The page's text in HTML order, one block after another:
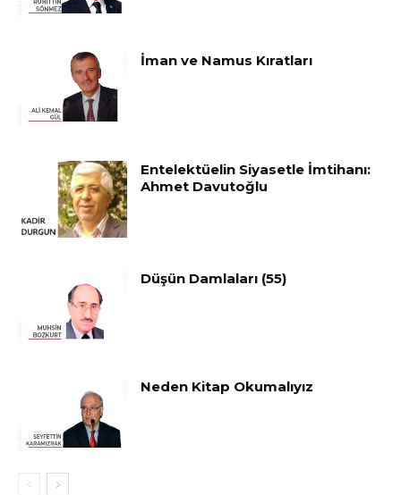
İman ve Namus Kıratları
Entelektüelin Siyasetle İmtihanı:
Ahmet Davutoğlu
Düşün Damlaları (55)
Neden Kitap Okumalıyız